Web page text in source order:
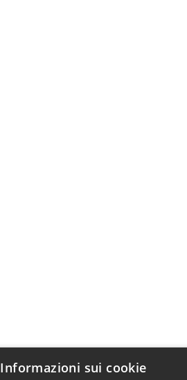
Informazioni sui cookie